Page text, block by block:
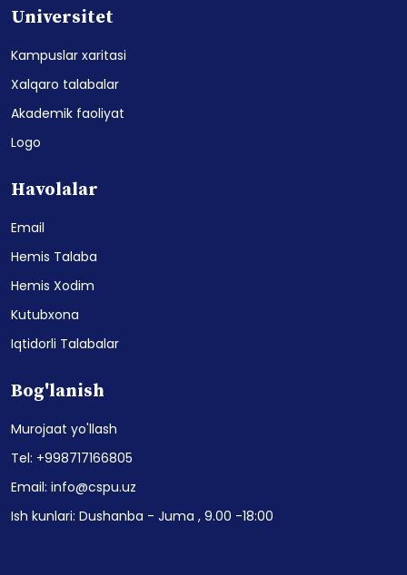
Universitet
Kampuslar xaritasi
Xalqaro talabalar
Akademik faoliyat
Logo
Havolalar
Email
Hemis Talaba
Hemis Xodim
Kutubxona
Iqtidorli Talabalar
Bog'lanish
Murojaat yo'llash
Tel: +998717166805
Email: info@cspu.uz
Ish kunlari: Dushanba - Juma , 9.00 -18:00